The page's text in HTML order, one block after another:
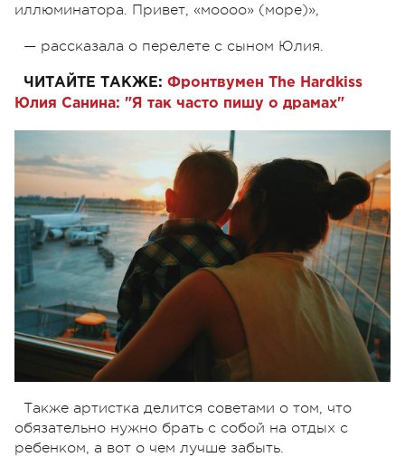
иллюминатора. Привет, «моооо» (море)»,
— рассказала о перелете с сыном Юлия.
ЧИТАЙТЕ ТАКЖЕ: Фронтвумен The Hardkiss
Юлия Санина: "Я так часто пишу о драмах"
Также артистка делится советами о том, что
обязательно нужно брать с собой на отдых с
ребенком, а вот о чем лучше забыть.